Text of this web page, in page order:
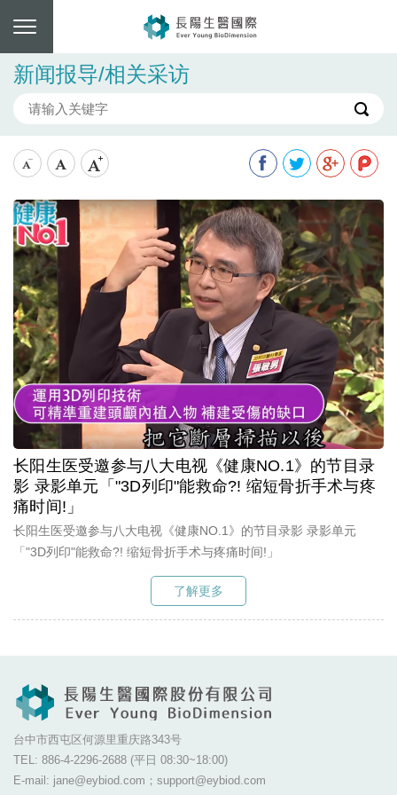
新闻报导/相关采访
长阳生医受邀参与八大电视《健康NO.1》的节目录
影 录影单元「"3D列印"能救命?! 缩短骨折手术与疼
痛时间!」
长阳生医受邀参与八大电视《健康NO.1》的节目录影 录影单元
「"3D列印"能救命?! 缩短骨折手术与疼痛时间!」
了解更多
台中市西屯区何源里重庆路343号
TEL: 886-4-2296-2688 (平日 08:30~18:00)
E-mail: jane@eybiod.com；support@eybiod.com